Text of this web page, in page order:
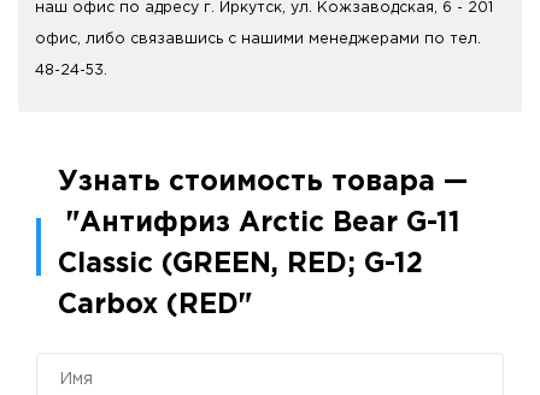
наш офис по адресу г. Иркутск, ул. Кожзаводская, 6 - 201
офис, либо связавшись с нашими менеджерами по тел.
48-24-53.
Узнать стоимость товара —
"Антифриз Arctic Bear G-11
Classic (GREEN, RED; G-12
Carbox (RED"